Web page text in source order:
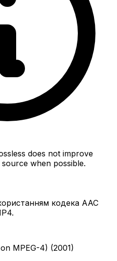
does not improve
when possible.
кодека AAC
MPEG-4) (2001)